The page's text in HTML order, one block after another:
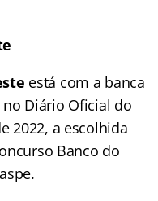
está com a banca
Diário Oficial do
2022, a escolhida
Banco do